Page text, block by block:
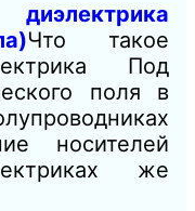
Что такое
Под
поля в
носителей
же